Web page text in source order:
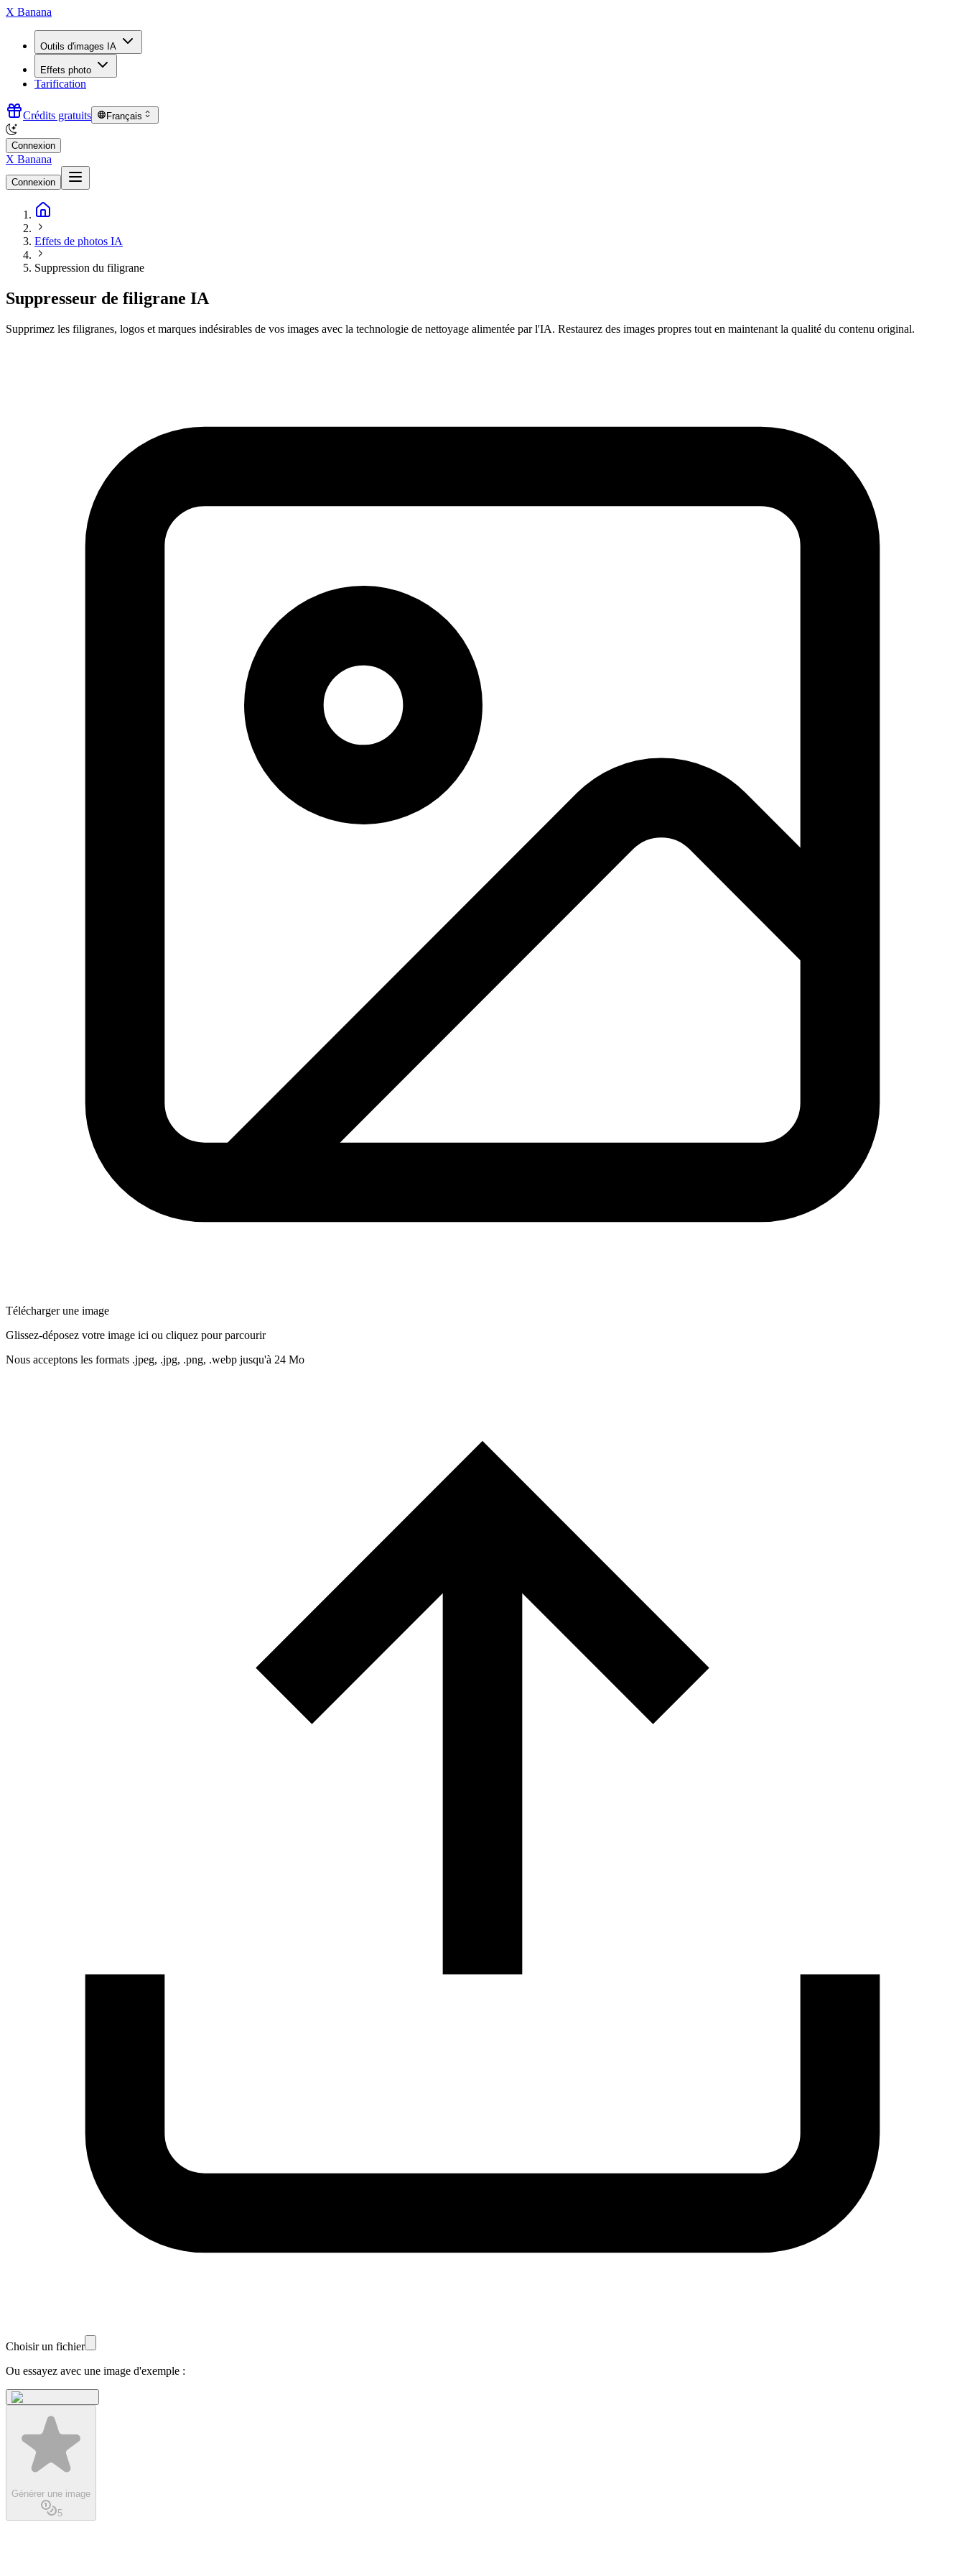
X Banana
Outils d'images IA
Effets photo
Tarification
Crédits gratuits Français
Connexion
X Banana
Connexion
Effets de photos IA
Suppression du filigrane
Suppresseur de filigrane IA
Supprimez les filigranes, logos et marques indésirables de vos images avec la technologie de nettoyage alimentée par l'IA. Restaurez des images propres tout en maintenant la qualité du contenu original.
Télécharger une image
Glissez-déposez votre image ici ou cliquez pour parcourir
Nous acceptons les formats .jpeg, .jpg, .png, .webp jusqu'à 24 Mo
Choisir un fichier
Ou essayez avec une image d'exemple :
Générer une image
5